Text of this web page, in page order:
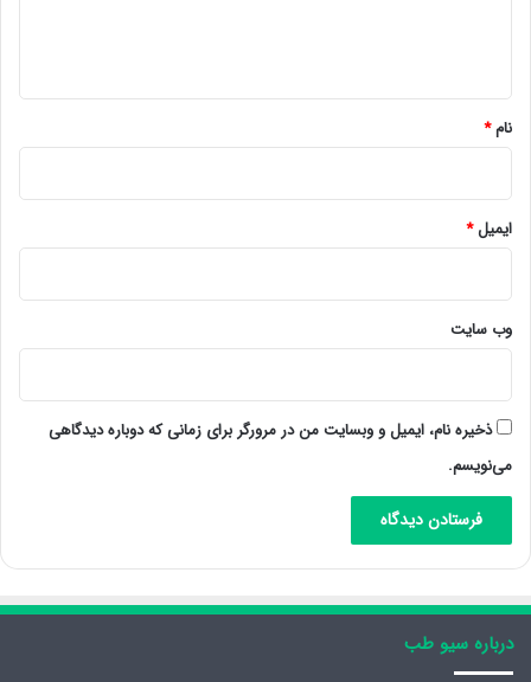
نام*
ایمیل*
وب‌ سایت
ذخیره نام، ایمیل و وبسایت من در مرورگر برای زمانی که دوباره دیدگاهی
می‌نویسم.
درباره سیو طب